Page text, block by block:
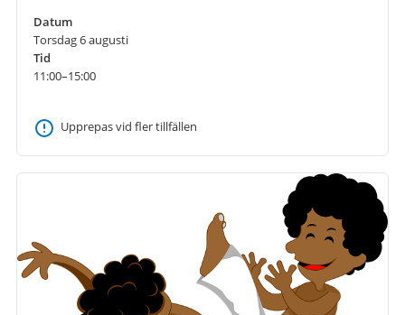
Datum
Torsdag 6 augusti
Tid
11:00–15:00
Upprepas vid fler tillfällen